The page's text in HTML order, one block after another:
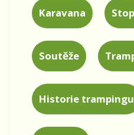
Karavana
Soutěže
Historie trampingu